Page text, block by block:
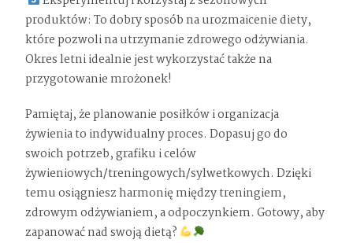
produktów: To dobry sposób na urozmaicenie diety,
które pozwoli na utrzymanie zdrowego odżywiania.
Okres letni idealnie jest wykorzystać także na
przygotowanie mrożonek!
Pamiętaj, że planowanie posiłków i organizacja
żywienia to indywidualny proces. Dopasuj go do
swoich potrzeb, grafiku i celów
żywieniowych/treningowych/sylwetkowych. Dzięki
temu osiągniesz harmonię między treningiem,
zdrowym odżywianiem, a odpoczynkiem. Gotowy, aby
zapanować nad swoją dietą?